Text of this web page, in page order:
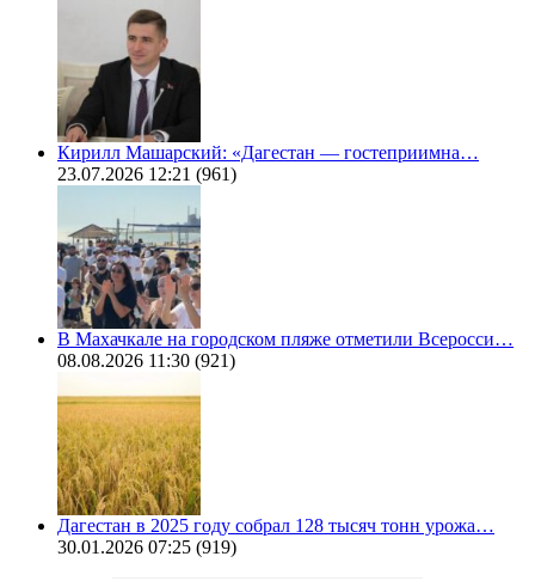
Кирилл Машарский: «Дагестан — гостеприимна…
23.07.2026 12:21 (961)
В Махачкале на городском пляже отметили Всеросси…
08.08.2026 11:30 (921)
Дагестан в 2025 году собрал 128 тысяч тонн урожа…
30.01.2026 07:25 (919)